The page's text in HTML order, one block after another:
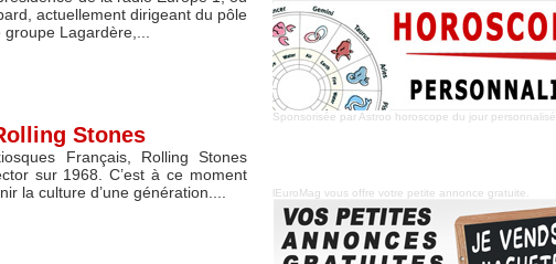
actuellement dirigeant du pôle
Lagardère,...
Stones
Français, Rolling Stones
sur 1968. C’est à ce moment
la culture d’une génération....
Sponsorisée par Astroo horoscope du jourpersonnalisé
lEuroMag vous offre votre petite annonce gratuite